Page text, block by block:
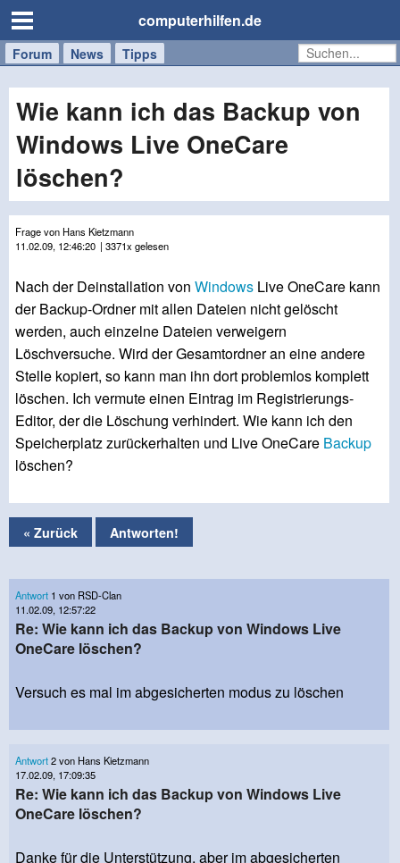
computerhilfen.de
Forum News Tipps
Handy
Tablet
Windows
Mac
Wie kann ich das Backup von
Windows Live OneCare
löschen?
Frage von Hans Kietzmann
11.02.09, 12:46:20 | 3371x gelesen
Nach der Deinstallation von Windows Live OneCare kann
der Backup-Ordner mit allen Dateien nicht gelöscht
werden, auch einzelne Dateien verweigern
Löschversuche. Wird der Gesamtordner an eine andere
Stelle kopiert, so kann man ihn dort problemlos komplett
löschen. Ich vermute einen Eintrag im Registrierungs-
Editor, der die Löschung verhindert. Wie kann ich den
Speicherplatz zurückerhalten und Live OneCare Backup
löschen?
« Zurück Antworten!
Antwort 1 von RSD-Clan
11.02.09, 12:57:22
Re: Wie kann ich das Backup von Windows Live
OneCare löschen?
Versuch es mal im abgesicherten modus zu löschen
Antwort2 von Hans Kietzmann
17.02.09, 17:09:35
Re: Wie kann ich das Backup von Windows Live
OneCare löschen?
Danke für die Unterstützung, aber im abgesicherten